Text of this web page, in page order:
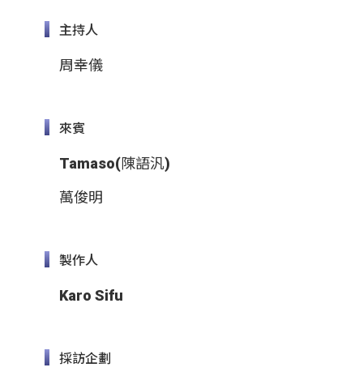
主持人
周幸儀
來賓
Tamaso(陳語汎)
萬俊明
製作人
Karo Sifu
採訪企劃